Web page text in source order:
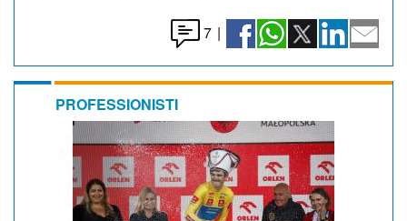
7 |
PROFESSIONISTI